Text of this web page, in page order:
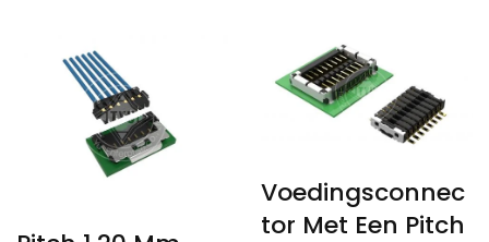
Voedingsconnec
Tor Met Een Pitch